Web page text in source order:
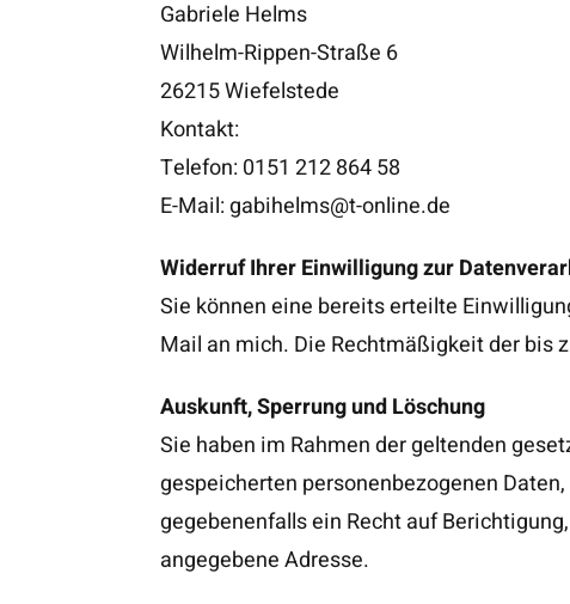
Gabriele Helms
Wilhelm-Rippen-Straße 6
26215 Wiefelstede
Kontakt:
Telefon: 0151 212 864 58
E-Mail: gabihelms@t-online.de
Widerruf Ihrer Einwilligung zur
Sie können eine bereits erteilte
Mail an mich. Die Rechtmäßigkeit der bis
Auskunft, Sperrung und Löschung
Sie haben im Rahmen der geltenden
gespeicherten personenbezogenen
gegebenenfalls ein Recht auf
angegebene Adresse.